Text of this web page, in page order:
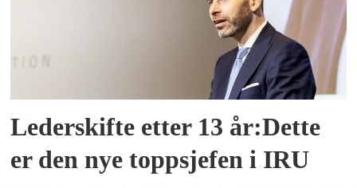
Lederskifte etter 13 år:Dette
er den nye toppsjefen i IRU